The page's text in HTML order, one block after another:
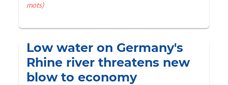
mots)
Low water on Germany's
Rhine river threatens new
blow to economy